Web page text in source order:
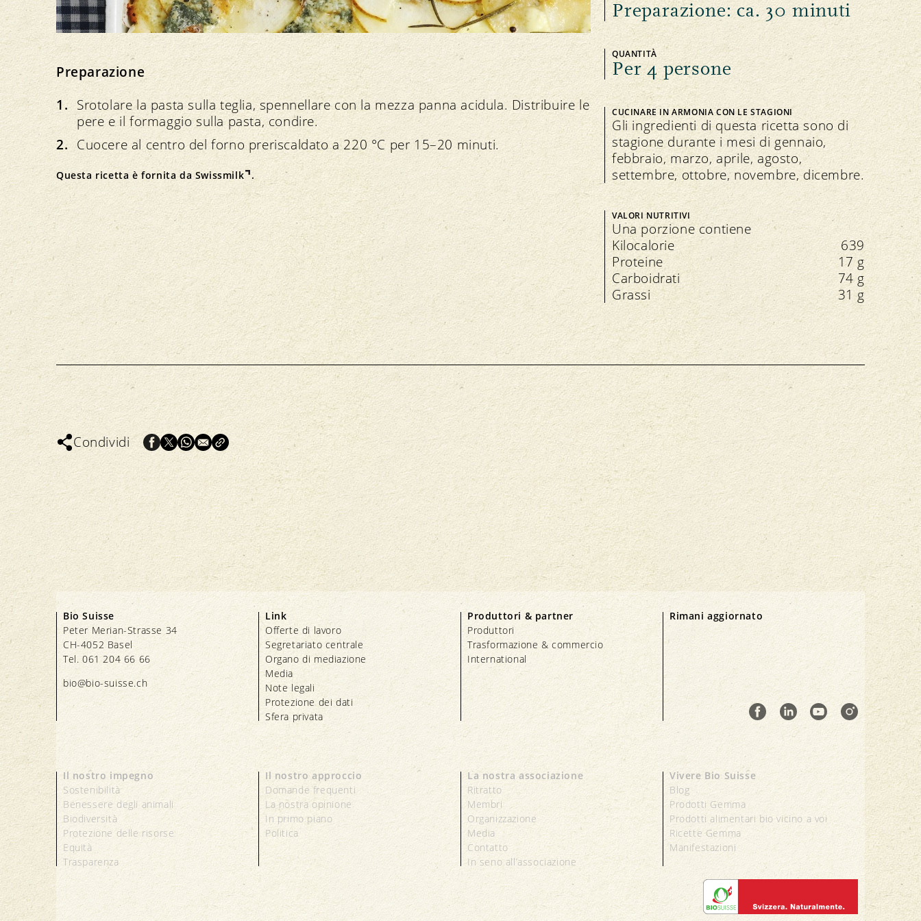
Preparazione
Srotolare la pasta sulla teglia, spennellare con la mezza panna acidula. Distribuire le
pere e il formaggio sulla pasta, condire.
Cuocere al centro del forno preriscaldato a 220 °C per 15–20 minuti.
Questa ricetta è fornita da Swissmilk .
Preparazione: ca. 30 minuti
QUANTITÀ
Per 4 persone
CUCINARE IN ARMONIA CON LE STAGIONI
Gli ingredienti di questa ricetta sono di
stagione durante i mesi di gennaio,
febbraio, marzo, aprile, agosto,
settembre, ottobre, novembre, dicembre.
VALORI NUTRITIVI
Una porzione contiene
Kilocalorie
639
Proteine
17 g
Carboidrati
74 g
Grassi
31 g
Condividi
Bio Suisse
Peter Merian-Strasse 34
CH-4052 Basel
Tel. 061 204 66 66
bio@bio-suisse.ch
Link
Offerte di lavoro
Segretariato centrale
Organo di mediazione
Media
Note legali
Protezione dei dati
Sfera privata
Produttori & partner
Produttori
Trasformazione & commercio
International
Rimani aggiornato
Il nostro impegno
Sostenibilità
Benessere degli animali
Biodiversità
Protezione delle risorse
Equità
Trasparenza
Il nostro approccio
Domande frequenti
La nostra opinione
In primo piano
Politica
La nostra associazione
Ritratto
Membri
Organizzazione
Media
Contatto
In seno all’associazione
Vivere Bio Suisse
Blog
Prodotti Gemma
Prodotti alimentari bio vicino a voi
Ricette Gemma
Manifestazioni